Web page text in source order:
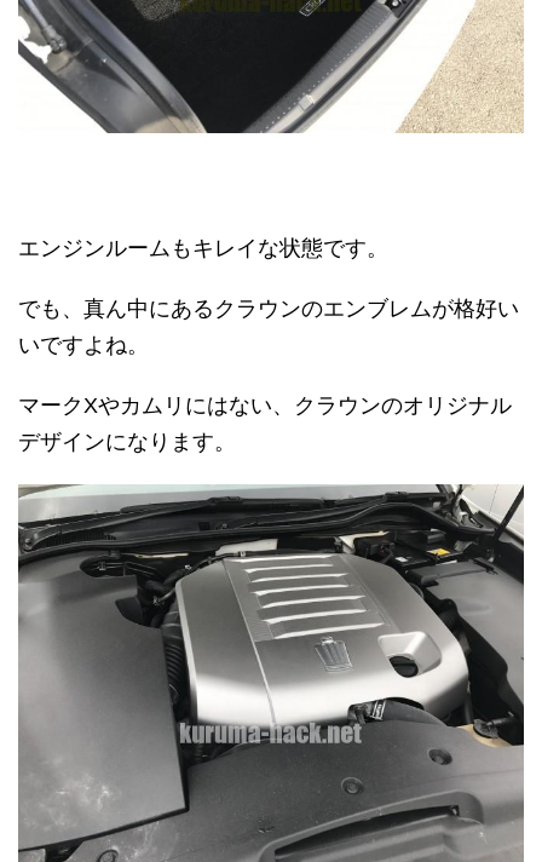
エンジンルームもキレイな状態です。
でも、真ん中にあるクラウンのエンブレムが格好い
いですよね。
マークXやカムリにはない、クラウンのオリジナル
デザインになります。